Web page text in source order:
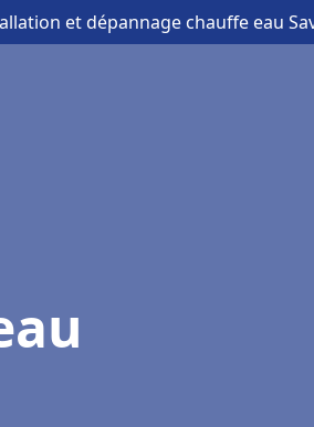
et dépannage chauffe eau